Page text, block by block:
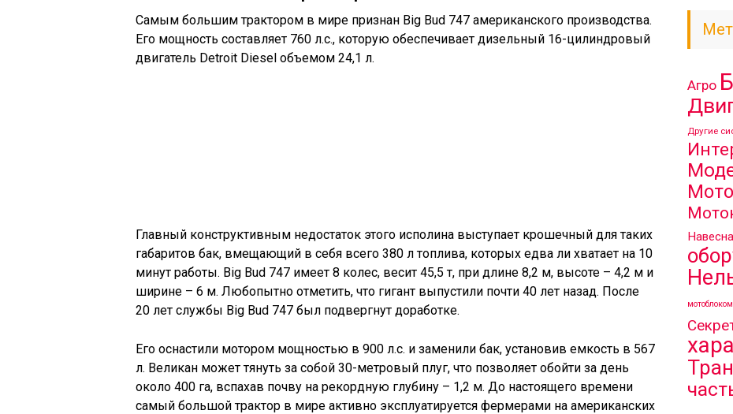
Самым большим трактором в мире признан Big Bud 747 американского производства.
Его мощность составляет 760 л.с., которую обеспечивает дизельный 16-цилиндровый
двигатель Detroit Diesel объемом 24,1 л.
Главный конструктивным недостаток этого исполина выступает крошечный для таких
габаритов бак, вмещающий в себя всего 380 л топлива, которых едва ли хватает на 10
минут работы. Big Bud 747 имеет 8 колес, весит 45,5 т, при длине 8,2 м, высоте – 4,2 м и
ширине – 6 м. Любопытно отметить, что гигант выпустили почти 40 лет назад. После
20 лет службы Big Bud 747 был подвергнут доработке.
Его оснастили мотором мощностью в 900 л.с. и заменили бак, установив емкость в 567
л. Великан может тянуть за собой 30-метровый плуг, что позволяет обойти за день
около 400 га, вспахав почву на рекордную глубину – 1,2 м. До настоящего времени
самый большой трактор в мире активно эксплуатируется фермерами на американских
Агро
Другие
мотоблоком